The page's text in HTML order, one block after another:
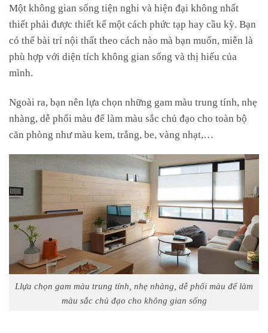
Một không gian sống tiện nghi và hiện đại không nhất
thiết phải được thiết kế một cách phức tạp hay cầu kỳ. Bạn
có thể bài trí nội thất theo cách nào mà bạn muốn, miễn là
phù hợp với diện tích không gian sống và thị hiếu của
mình.
Ngoài ra, bạn nên lựa chọn những gam màu trung tính, nhẹ
nhàng, dễ phối màu để làm màu sắc chủ đạo cho toàn bộ
căn phòng như màu kem, trắng, be, vàng nhạt,…
Llựa chọn gam màu trung tính, nhẹ nhàng, dễ phối màu để làm
màu sắc chủ đạo cho không gian sống